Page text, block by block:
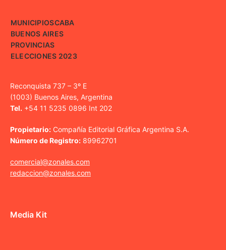
MUNICIPIOSCABA
BUENOS AIRES
PROVINCIAS
ELECCIONES 2023
Reconquista 737 – 3º E
(1003) Buenos Aires, Argentina
Tel. +54 11 5235 0896 Int 202
Propietario: Compañía Editorial Gráfica Argentina S.A.
Número de Registro: 89962701
comercial@zonales.com
redaccion@zonales.com
Media Kit